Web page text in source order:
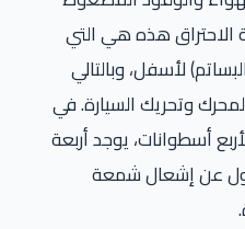
الاحتراق هذه هي التي
لأسفل، وبالتالي
وتحريك السيارة. في
أسطوانات، يوجد أربعة
عن إشعال شمعة